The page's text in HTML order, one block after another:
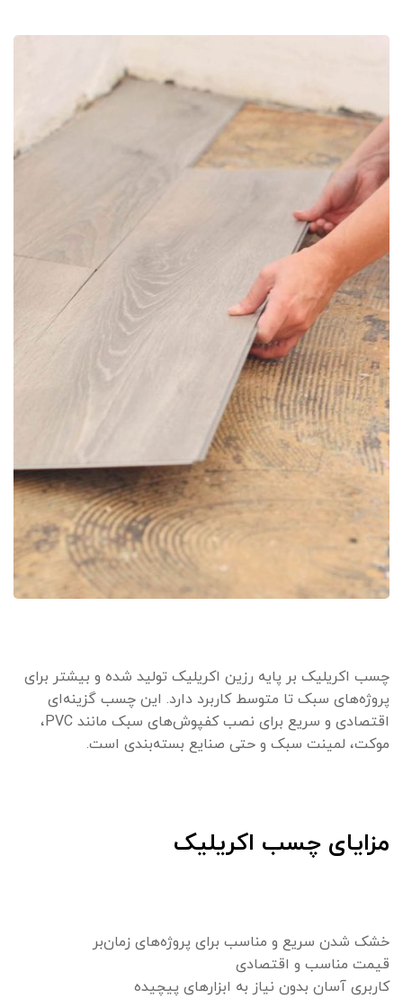
چسب اکریلیک بر پایه رزین اکریلیک تولید شده و بیشتر برای
پروژه‌های سبک تا متوسط کاربرد دارد. این چسب گزینه‌ای
اقتصادی و سریع برای نصب کفپوش‌های سبک مانند PVC،
موکت، لمینت سبک و حتی صنایع بسته‌بندی است.
مزایای چسب اکریلیک
خشک شدن سریع و مناسب برای پروژه‌های زمان‌بر
قیمت مناسب و اقتصادی
کاربری آسان بدون نیاز به ابزارهای پیچیده